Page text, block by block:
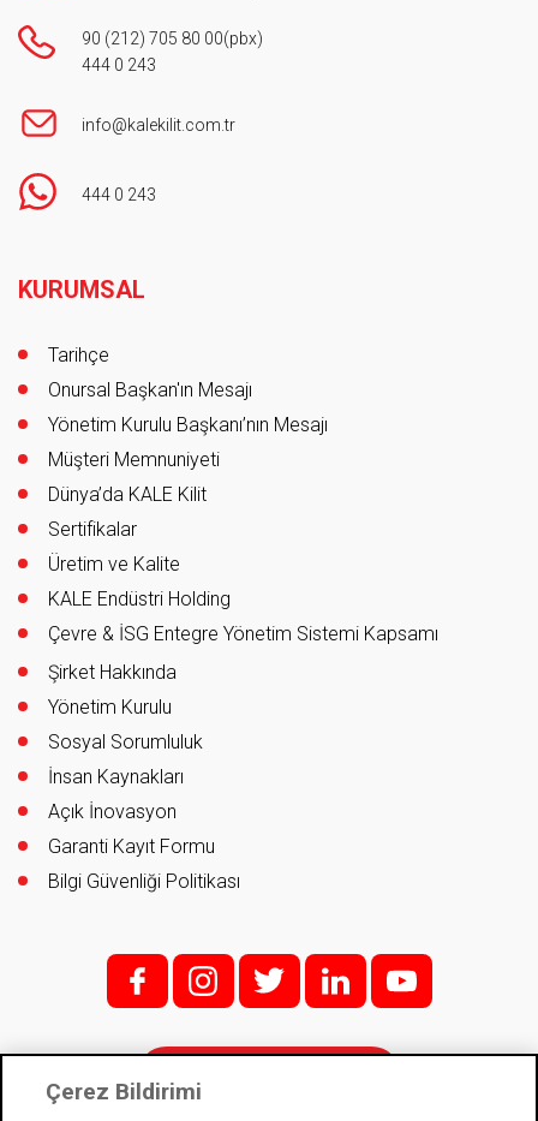
90 (212) 705 80 00(pbx)
444 0 243
info@kalekilit.com.tr
444 0 243
KURUMSAL
Tarihçe
Onursal Başkan'ın Mesajı
Yönetim Kurulu Başkanı’nın Mesajı
Müşteri Memnuniyeti
Dünya’da KALE Kilit
Sertifikalar
Üretim ve Kalite
KALE Endüstri Holding
Çevre & İSG Entegre Yönetim Sistemi Kapsamı
Şirket Hakkında
Yönetim Kurulu
Sosyal Sorumluluk
İnsan Kaynakları
Açık İnovasyon
Garanti Kayıt Formu
Bilgi Güvenliği Politikası
f; i; t l y
Çerez Bildirimi